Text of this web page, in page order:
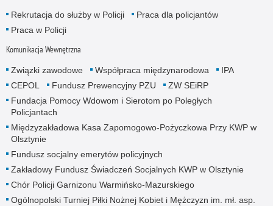
Rekrutacja do służby w Policji
Praca dla policjantów
Praca w Policji
Komunikacja Wewnętrzna
Związki zawodowe Współpraca międzynarodowa
IPA
CEPOL
Fundusz Prewencyjny PZU
ZW SEiRP
Fundacja Pomocy Wdowom i Sierotom po Poległych
Policjantach
Międzyzakładowa Kasa Zapomogowo-Pożyczkowa Przy KWP w
Olsztynie
Fundusz socjalny emerytów policyjnych
Zakładowy Fundusz Świadczeń Socjalnych KWP w Olsztynie
Chór Policji Garnizonu Warmińsko-Mazurskiego
Ogólnopolski Turniej Piłki Nożnej Kobiet i Mężczyzn im. mł. asp.